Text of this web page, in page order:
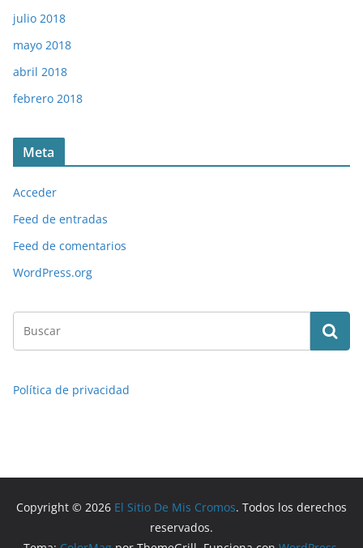
julio 2018
mayo 2018
abril 2018
febrero 2018
Meta
Acceder
Feed de entradas
Feed de comentarios
WordPress.org
Política de privacidad
Copyright © 2026 El Sitio De Mis Cromos. Todos los derechos
reservados.